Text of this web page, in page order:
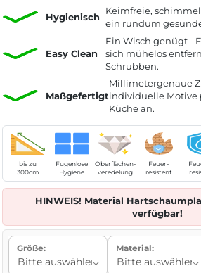
Hygienisch
Keimfreie,
ein rundum
Easy Clean
Ein Wisch genügt -
sich mühelos
Schrubben.
Maßgefertigt
Millimetergenaue
individuelle Motive
Küche an.
bis zu
300cm
Fugenlose
Hygiene
Oberflächen-
veredelung
Feuer-
resistent
HINWEIS! Material
verfügbar!
Größe: Material: